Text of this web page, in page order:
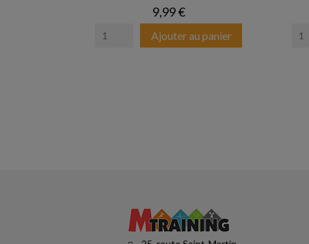
Prix
9,99 €
Ajouter au panier